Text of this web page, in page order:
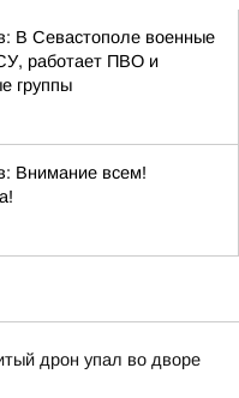
В Севастополе военные
работает ПВО и
группы
Внимание всем!
дрон упал во дворе